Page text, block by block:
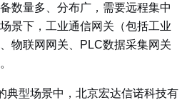
数量多、分布广，需要远程集中
景下，工业通信网关（包括工业
物联网网关、PLC数据采集网关
典型场景中，北京宏达信诺科技有